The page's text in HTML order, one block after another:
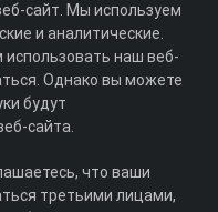
сайт. Мы используем
и аналитические.
использовать наш веб-
Однако вы можете
будут
сайта.
что ваши
третьими лицами,